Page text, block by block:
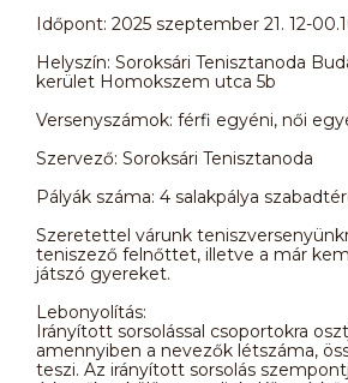
Időpont: 2025 szeptember 21. 12-
Helyszín: Soroksári Tenisztanoda
kerület Homokszem utca 5b
Versenyszámok: férfi egyéni, női
Szervező: Soroksári Tenisztanoda
Pályák száma: 4 salakpálya
Szeretettel várunk
teniszező felnőttet, illetve a már
játszó gyereket.
Lebonyolítás:
Irányított sorsolással csoportokra
amennyiben a nevezők létszáma,
teszi. Az irányított sorsolás